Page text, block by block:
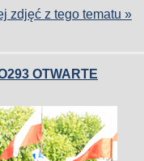
zdjęć z tego tematu »
OTWARTE